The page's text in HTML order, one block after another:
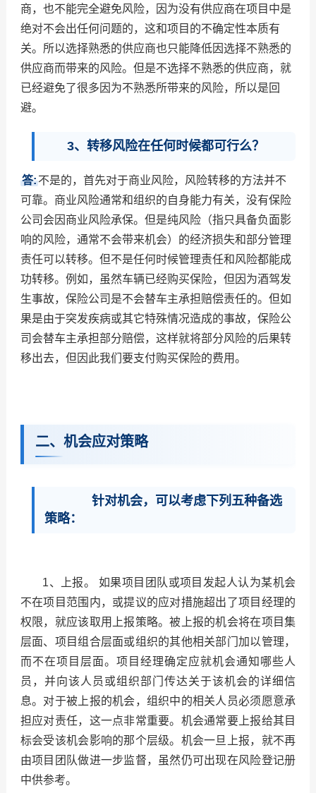
商，也不能完全避免风险，因为没有供应商在项目中是
绝对不会出任何问题的，这和项目的不确定性本质有
关。所以选择熟悉的供应商也只能降低因选择不熟悉的
供应商而带来的风险。但是不选择不熟悉的供应商，就
已经避免了很多因为不熟悉所带来的风险，所以是回
避。
3、转移风险在任何时候都可行么？
答:不是的，首先对于商业风险，风险转移的方法并不
可靠。商业风险通常和组织的自身能力有关，没有保险
公司会因商业风险承保。但是纯风险（指只具备负面影
响的风险，通常不会带来机会）的经济损失和部分管理
责任可以转移。但不是任何时候管理责任和风险都能成
功转移。例如，虽然车辆已经购买保险，但因为酒驾发
生事故，保险公司是不会替车主承担赔偿责任的。但如
果是由于突发疾病或其它特殊情况造成的事故，保险公
司会替车主承担部分赔偿，这样就将部分风险的后果转
移出去，但因此我们要支付购买保险的费用。
二、机会应对策略
针对机会，可以考虑下列五种备选
策略：
1、上报。
如果项目团队或项目发起人认为某机会
不在项目范围内，或提议的应对措施超出了项目经理的
权限，就应该取用上报策略。被上报的机会将在项目集
层面、项目组合层面或组织的其他相关部门加以管理，
而不在项目层面。项目经理确定应就机会通知哪些人
员，并向该人员或组织部门传达关于该机会的详细信
息。对于被上报的机会，组织中的相关人员必须愿意承
担应对责任，这一点非常重要。机会通常要上报给其目
标会受该机会影响的那个层级。机会一旦上报，就不再
由项目团队做进一步监督，虽然仍可出现在风险登记册
中供参考。